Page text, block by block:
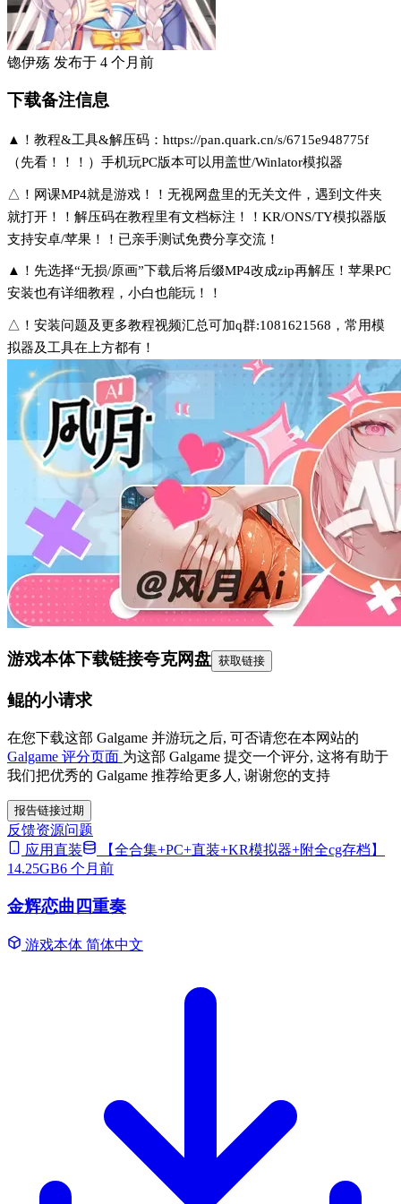
锪伊殇 发布于 4 个月前
下载备注信息
▲！教程&工具&解压码：https://pan.quark.cn/s/6715e948775f
（先看！！！）手机玩PC版本可以用盖世/Winlator模拟器
△！网课MP4就是游戏！！无视网盘里的无关文件，遇到文件夹
就打开！！解压码在教程里有文档标注！！KR/ONS/TY模拟器版
支持安卓/苹果！！已亲手测试免费分享交流！
▲！先选择“无损/原画”下载后将后缀MP4改成zip再解压！苹果PC
安装也有详细教程，小白也能玩！！
△！安装问题及更多教程视频汇总可加q群:1081621568，常用模
拟器及工具在上方都有！
游戏本体下载链接夸克网盘 获取链接
鲲的小请求
在您下载这部 Galgame 并游玩之后, 可否请您在本网站的
Galgame 评分页面 为这部 Galgame 提交一个评分, 这将有助于
我们把优秀的 Galgame 推荐给更多人, 谢谢您的支持
报告链接过期
反馈资源问题
应用直装
【全合集+PC+直装+KR模拟器+附全cg存档】
14.25GB6 个月前
金辉恋曲四重奏
游戏本体 简体中文